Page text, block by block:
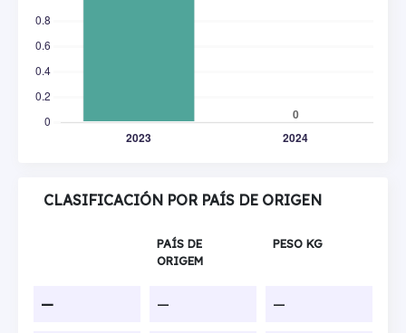
CLASIFICACIÓN POR PAÍS DE ORIGEN
PAÍS DE
ORIGEM
PESO KG
— — —